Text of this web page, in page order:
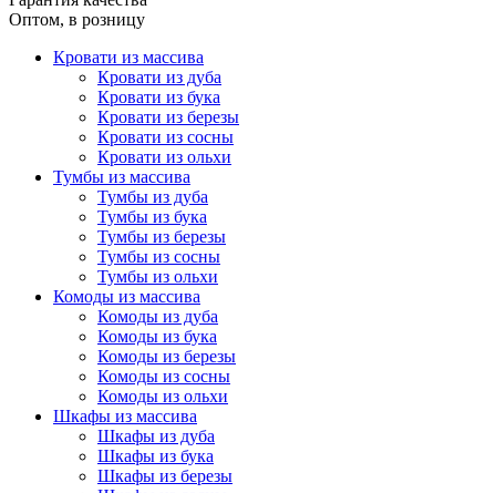
Оптом, в розницу
Кровати из массива
Кровати из дуба
Кровати из бука
Кровати из березы
Кровати из сосны
Кровати из ольхи
Тумбы из массива
Тумбы из дуба
Тумбы из бука
Тумбы из березы
Тумбы из сосны
Тумбы из ольхи
Комоды из массива
Комоды из дуба
Комоды из бука
Комоды из березы
Комоды из сосны
Комоды из ольхи
Шкафы из массива
Шкафы из дуба
Шкафы из бука
Шкафы из березы